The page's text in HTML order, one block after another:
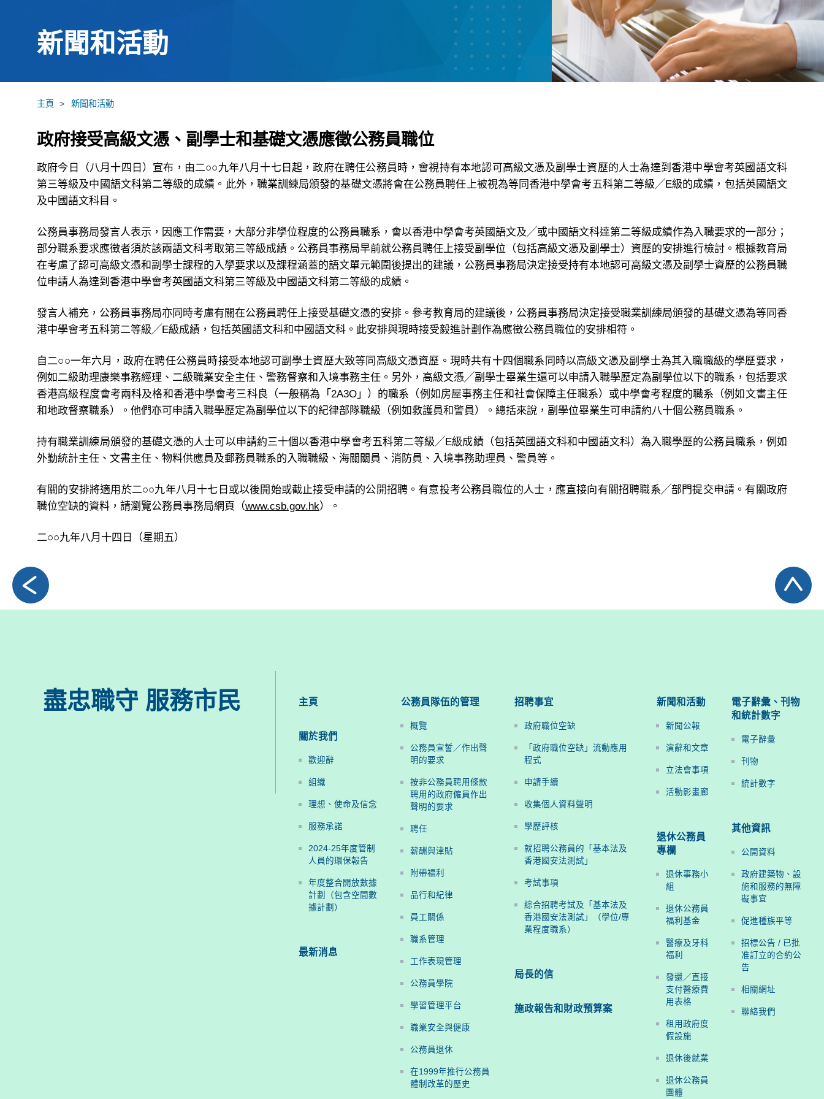
新聞和活動
主頁 > 新聞和活動
政府接受高級文憑、副學士和基礎文憑應徵公務員職位
政府今日（八月十四日）宣布，由二○○九年八月十七日起，政府在聘任公務員時，會視持有本地認可高級文憑及副學士資歷的人士為達到香港中學會考英國語文科
第三等級及中國語文科第二等級的成績。此外，職業訓練局頒發的基礎文憑將會在公務員聘任上被視為等同香港中學會考五科第二等級╱E級的成績，包括英國語文
及中國語文科目。
公務員事務局發言人表示，因應工作需要，大部分非學位程度的公務員職系，會以香港中學會考英國語文及╱或中國語文科達第二等級成績作為入職要求的一部分；
部分職系要求應徵者須於該兩語文科考取第三等級成績。公務員事務局早前就公務員聘任上接受副學位（包括高級文憑及副學士）資歷的安排進行檢討。根據教育局
在考慮了認可高級文憑和副學士課程的入學要求以及課程涵蓋的語文單元範圍後提出的建議，公務員事務局決定接受持有本地認可高級文憑及副學士資歷的公務員職
位申請人為達到香港中學會考英國語文科第三等級及中國語文科第二等級的成績。
發言人補充，公務員事務局亦同時考慮有關在公務員聘任上接受基礎文憑的安排。參考教育局的建議後，公務員事務局決定接受職業訓練局頒發的基礎文憑為等同香
港中學會考五科第二等級╱E級成績，包括英國語文科和中國語文科。此安排與現時接受毅進計劃作為應徵公務員職位的安排相符。
自二○○一年六月，政府在聘任公務員時接受本地認可副學士資歷大致等同高級文憑資歷。現時共有十四個職系同時以高級文憑及副學士為其入職職級的學歷要求，
例如二級助理康樂事務經理、二級職業安全主任、警務督察和入境事務主任。另外，高級文憑╱副學士畢業生還可以申請入職學歷定為副學位以下的職系，包括要求
香港高級程度會考兩科及格和香港中學會考三科良（一般稱為「2A3O」）的職系（例如房屋事務主任和社會保障主任職系）或中學會考程度的職系（例如文書主任
和地政督察職系）。他們亦可申請入職學歷定為副學位以下的紀律部隊職級（例如救護員和警員）。總括來說，副學位畢業生可申請約八十個公務員職系。
持有職業訓練局頒發的基礎文憑的人士可以申請約三十個以香港中學會考五科第二等級╱E級成績（包括英國語文科和中國語文科）為入職學歷的公務員職系，例如
外勤統計主任、文書主任、物料供應員及郵務員職系的入職職級、海關關員、消防員、入境事務助理員、警員等。
有關的安排將適用於二○○九年八月十七日或以後開始或截止接受申請的公開招聘。有意投考公務員職位的人士，應直接向有關招聘職系╱部門提交申請。有關政府
職位空缺的資料，請瀏覽公務員事務局網頁（www.csb.gov.hk）。
二○○九年八月十四日（星期五）
盡忠職守 服務市民 主頁
關於我們
歡迎辭
組織
理想、使命及信念
服務承諾
2024-25年度管制
人員的環保報告
年度整合開放數據
計劃（包含空間數
據計劃）
最新消息
公務員隊伍的管理
概覽
公務員宣誓／作出聲
明的要求
按非公務員聘用條款
聘用的政府僱員作出
聲明的要求
聘任
薪酬與津貼
附帶福利
品行和紀律
員工關係
職系管理
工作表現管理
公務員學院
學習管理平台
職業安全與健康
公務員退休
在1999年推行公務員
體制改革的歷史
招聘事宜
政府職位空缺
「政府職位空缺」流動應用
程式
申請手續
收集個人資料聲明
學歷評核
就招聘公務員的「基本法及
香港國安法測試」
考試事項
綜合招聘考試及「基本法及
香港國安法測試」（學位/專
業程度職系）
局長的信
施政報告和 財政預算案
新聞和活動
新聞公報
演辭和文章
立法會事項
活動影畫廊
退休公務員
專欄
退休事務小
組
退休公務員
福利基金
醫療及牙科
福利
發還／直接
支付醫療費
用表格
租用政府度
假設施
退休後就業
退休公務員
團體
電子辭彙、刊物
和統計數字
電子辭彙
刊物
統計數字
其他資訊
公開資料
政府建築物、設
施和服務的無障
礙事宜
促進種族平等
招標公告 / 已批
准訂立的合約公
告
相關網址
聯絡我們